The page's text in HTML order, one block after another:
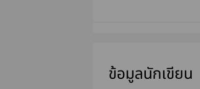
ข้อมูลนักเขียน